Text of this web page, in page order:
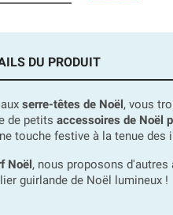
DU PRODUIT
serre-têtes de Noël , vous
de petits accessoires de Noël
touche festive à la tenue des
Noël , nous proposons
guirlande de Noël lumineux !